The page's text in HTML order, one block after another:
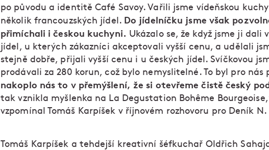
po původu a identitě Café Savoy. Vařili jsme vídeňskou
několik francouzských jídel. Do jídelníčku jsme však
přimíchali i českou kuchyni. Ukázalo se, že když jsme ji dali
jídel, u kterých zákazníci akceptovali vyšší cenu, a udělali
stejně dobře, přijali vyšší cenu i u českých jídel. Svíčkovou
prodávali za 280 korun, což bylo nemyslitelné. To byl pro nás
nakoplo nás to v přemýšlení, že si otevřeme čistě český
tak vznikla myšlenka na La Degustation Bohême
vzpomínal Tomáš Karpíšek v říjnovém rozhovoru pro Deník N.
Tomáš Karpíšek a tehdejší kreativní šéfkuchař Oldřich